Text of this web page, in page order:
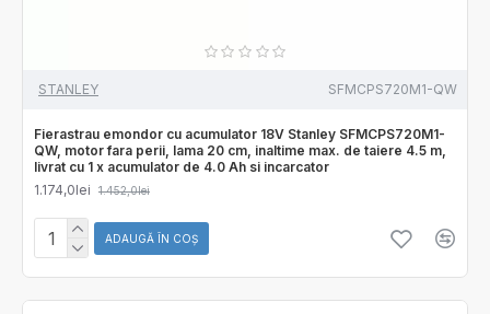
STANLEY SFMCPS720M1-QW
Fierastrau emondor cu acumulator 18V Stanley SFMCPS720M1-
QW, motor fara perii, lama 20 cm, inaltime max. de taiere 4.5 m,
livrat cu 1 x acumulator de 4.0 Ah si incarcator
1.174,0lei
1.452,0lei
ADAUGĂ ÎN COŞ